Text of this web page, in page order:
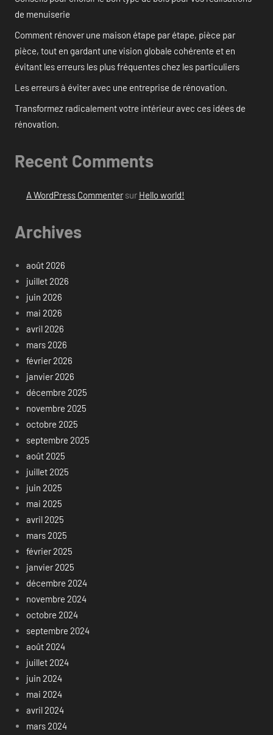
de menuiserie
Comment rénover une maison étape par étape, pièce par
pièce, tout en gardant une vision globale cohérente et en
évitant les erreurs les plus fréquentes chez les particuliers
Les erreurs à éviter avec une entreprise de rénovation.
Transformez radicalement votre intérieur avec ces idées de
rénovation.
Recent Comments
A WordPress Commentersur Hello world!
Archives
août 2026
juillet 2026
juin 2026
mai 2026
avril 2026
mars 2026
février 2026
janvier 2026
décembre 2025
novembre 2025
octobre 2025
septembre 2025
août 2025
juillet 2025
juin 2025
mai 2025
avril 2025
mars 2025
février 2025
janvier 2025
décembre 2024
novembre 2024
octobre 2024
septembre 2024
août 2024
juillet 2024
juin 2024
mai 2024
avril 2024
mars 2024